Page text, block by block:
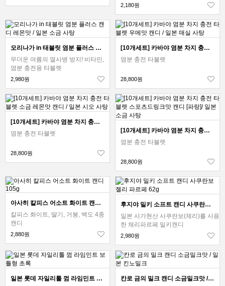
2,180원
모리나가 in 태블릿 염분 플러스 캔디 레몬맛 / 일본 소금 사탕
무더운 여름의 열사병 방지! 비타민,
염분 충전용 타블렛
2,980원
[10개세트] 카바야 염분 차지 충전 타블렛 우메맛 캔디 / 일본 매실 사탕
염분 충전 타블렛
28,800원
[10개세트] 카바야 염분 차지 충전 타블렛 소금 레몬맛 캔디 / 일본 시오 사탕
염분 충전 타블렛
28,800원
[10개세트] 카바야 염분 차지 충전 타블렛 스포츠드링크맛 캔디 [파랑]/ 일본 소금 사탕
염분 충전 타블렛
28,800원
아사히 칼피스 어소트 화이트 캔디 105g
칼피스 화이트, 딸기, 거봉, 백도 4종
캔디
2,880원
후지야 밀키 소프트 캔디 사쿠란보 젤리 파르페 62g
일본 사가현산 사쿠란보(체리)를 사용
한 체리파르페 밀키캔디
2,980원
일본 롯데 자일리톨 껌 라임민트 보틀형 초록
칸로 금의 밀크 캔디 소금밀크맛 / 일본 킨노밀크